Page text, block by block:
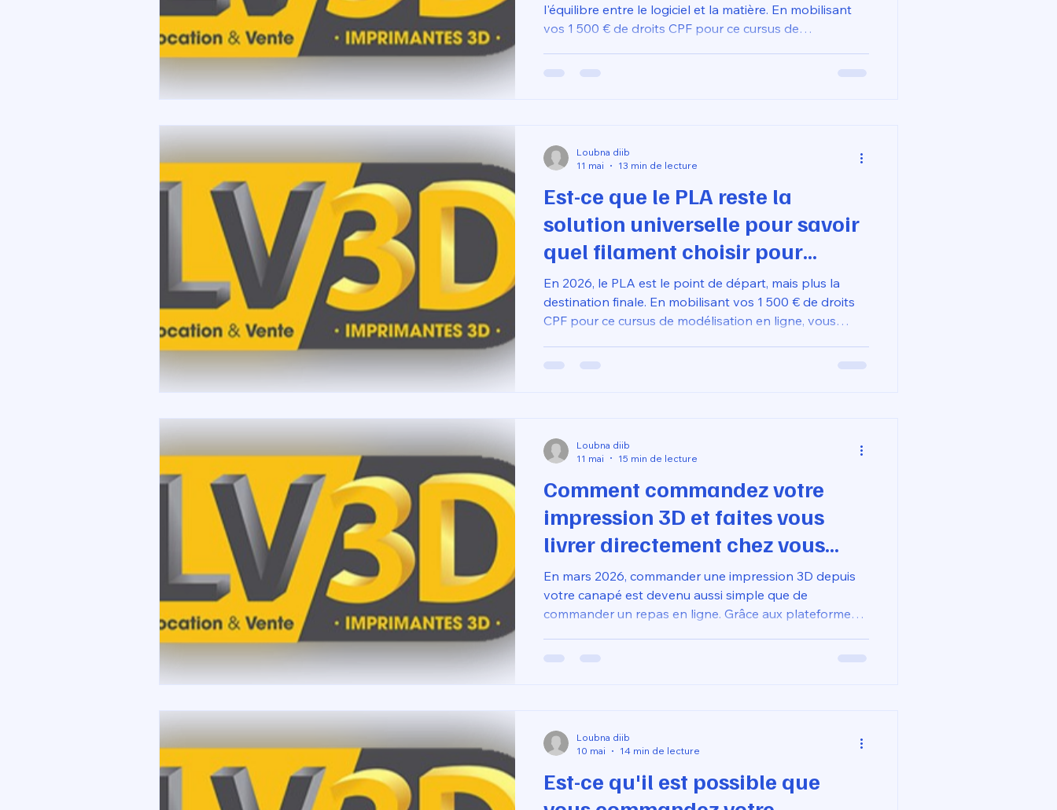
l'équilibre entre le logiciel et la matière. En mobilisant
vos 1 500 € de droits CPF pour ce cursus de
les caprices du filament, mais à adapter vos réglages
Est-ce que le PLA reste la
solution universelle pour savoir
quel filament choisir pour
imprimante 3D sans erreur ?
En 2026, le PLA est le point de départ, mais plus la
destination finale. En mobilisant vos 1 500 € de droits
CPF pour ce cursus de modélisation en ligne, vous
du matériau le plus simple, mais de votre capacité à
Loubna diib
11 mai
13 min de lecture
Comment commandez votre
impression 3D et faites vous
livrer directement chez vous
grâce à notre service
d'impression 3D en ligne sans
bouger de votre canapé ?
En mars 2026, commander une impression 3D depuis
votre canapé est devenu aussi simple que de
commander un repas en ligne. Grâce aux plateformes
machines industrielles sans avoir à gérer les réglages
Loubna diib
11 mai
15 min de lecture
Est-ce qu'il est possible que
Loubna diib
10 mai
14 min de lecture